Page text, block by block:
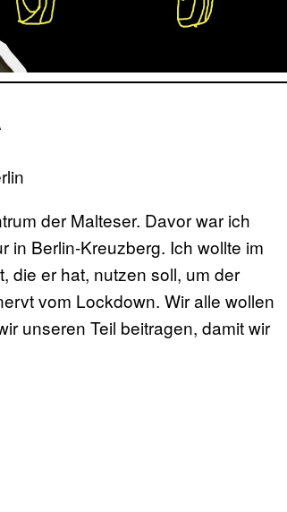
der Malteser. Davor war ich
in Berlin-Kreuzberg. Ich wollte im
die er hat, nutzen soll, um der
vom Lockdown. Wir alle wollen
unseren Teil beitragen, damit wir